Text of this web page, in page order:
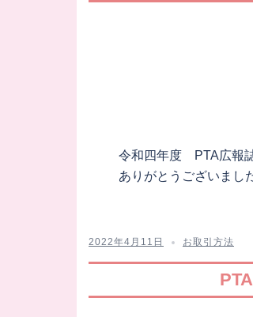
令和四年度 PTA広報
ありがとうございまし
2022年4月11日 お取引方法